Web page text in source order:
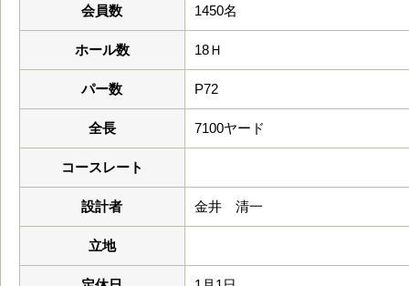
会員数 1450名
ホール数 18Ｈ
パー数 P72
全長 7100ヤード
コースレート
設計者 金井 清一
立地